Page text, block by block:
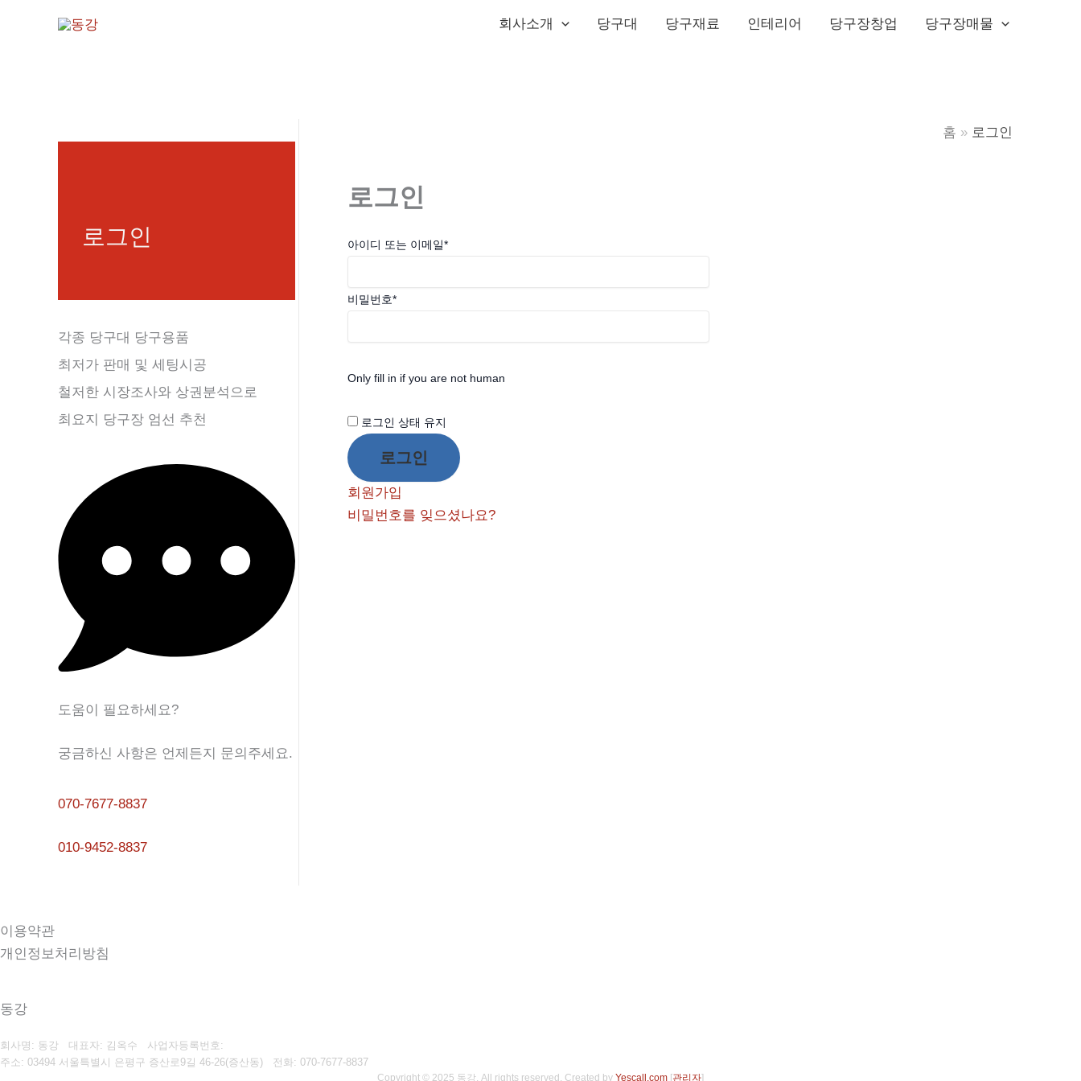
회사소개 당구대 당구재료 인테리어 당구장창업 당구장매물
로그인
각종 당구대 당구용품
최저가 판매 및 세팅시공
철저한 시장조사와 상권분석으로
최요지 당구장 엄선 추천
도움이 필요하세요?
궁금하신 사항은 언제든지 문의주세요.
070-7677-8837
010-9452-8837
홈 로그인
로그인
아이디 또는 이메일*
비밀번호*
Only fill in if you are not human
로그인 상태 유지
회원가입
비밀번호를 잊으셨나요?
이용약관
개인정보처리방침
동강
회사명: 동강 대표자: 김옥수 사업자등록번호:
주소: 03494 서울특별시 은평구 증산로9길 46-26(증산동) 전화: 070-7677-8837
Copyright © 2025 동강. All rights reserved. Created by Yescall.com [관리자]